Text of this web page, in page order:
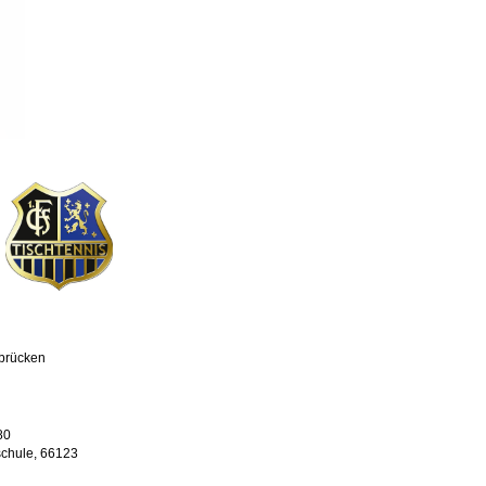
66123